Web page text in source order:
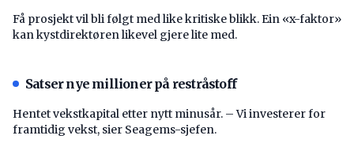
Få prosjekt vil bli følgt med like kritiske blikk. Ein «x-faktor»
kan kystdirektøren likevel gjere lite med.
Satser nye millioner på restråstoff
Hentet vekstkapital etter nytt minusår. – Vi investerer for
framtidig vekst, sier Seagems-sjefen.